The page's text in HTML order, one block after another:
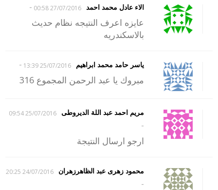
اﻻء عادل محمد احمد 27/07/2016 00:58
-
عايزه اعرف النتيجه نظام حديث
باﻻسكندريه
ياسر حامد محمد ابراهيم 25/07/2016 13:39
-
مبروك يا عبد الرحمن المجموع 316
مريم احمد عبد اللة الديروطى 25/07/2016 09:54
-
ارجو ارسال النتيجة
محمود زهرى عبد الظاهرزهران 24/07/2016 20:25
-